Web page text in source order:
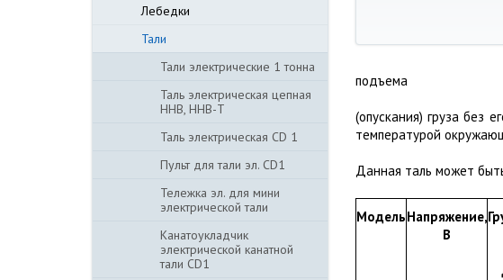
подъема
(опускания) груза без
температурой
Данная таль может
МодельНапряжение,
В
Лебедки
Тали
Тали электрические 1 тонна
Таль электрическая цепная
ННВ, ННВ-Т
Таль электрическая CD 1
Пульт для тали эл. CD1
Тележка эл. для мини
электрической тали
Канатоукладчик
электрической канатной
тали CD1